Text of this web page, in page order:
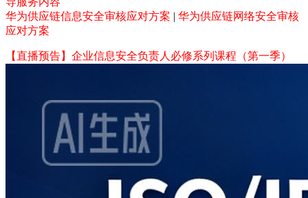
华为供应链信息安全审核应对方案 | 华为供应链网络安全审核
应对方案
【直播预告】企业信息安全负责人必修系列课程（第一季）